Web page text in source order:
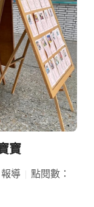
寶
導
點閱數：